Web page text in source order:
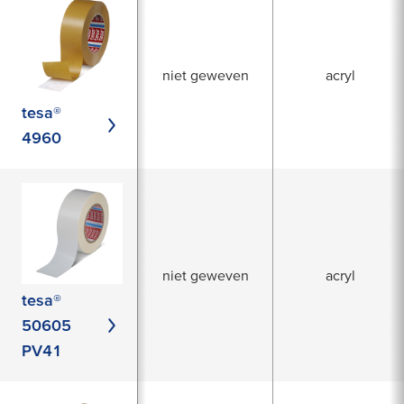
tesa®
4960
niet geweven acryl
tesa®
50605
PV41
niet geweven acryl